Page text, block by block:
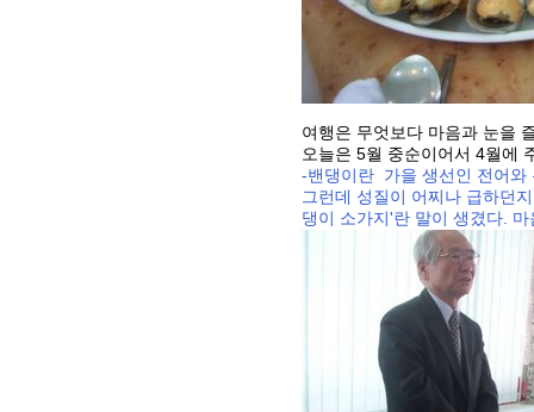
여행은 무엇보다 마음과 눈을
오늘은 5월 중순이어서 4월에
-밴댕이란 가을 생선인 전어와
그런데 성질이 어찌나 급하던
댕이 소가지'란 말이 생겼다.